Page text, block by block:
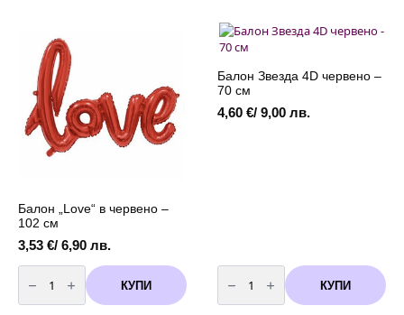
лента
арка
помпа
"I
Love
You"
45
см
Балон „Love“ в червено –
102 см
3,53 €/ 6,90 лв.
количество
за
Балон
"Love"
КУПИ
Балон Звезда 4D червено –
70 см
4,60 €/ 9,00 лв.
количество
за
Балон
Звезда
КУПИ